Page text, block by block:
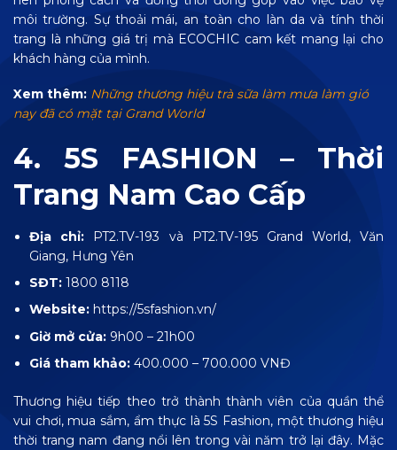
môi trường. Sự thoải mái, an toàn cho làn da và tính thời
trang là những giá trị mà ECOCHIC cam kết mang lại cho
khách hàng của mình.
Xem thêm: Những thương hiệu trà sữa làm mưa làm gió
nay đã có mặt tại Grand World
4. 5S FASHION – Thời
Trang Nam Cao Cấp
Địa chỉ: PT2.TV-193 và PT2.TV-195 Grand World, Văn
Giang, Hưng Yên
SĐT: 1800 8118
Website: https://5sfashion.vn/
Giờ mở cửa: 9h00 – 21h00
Giá tham khảo: 400.000 – 700.000 VNĐ
Thương hiệu tiếp theo trở thành thành viên của quần thể
vui chơi, mua sắm, ẩm thực là 5S Fashion, một thương hiệu
thời trang nam đang nổi lên trong vài năm trở lại đây. Mặc